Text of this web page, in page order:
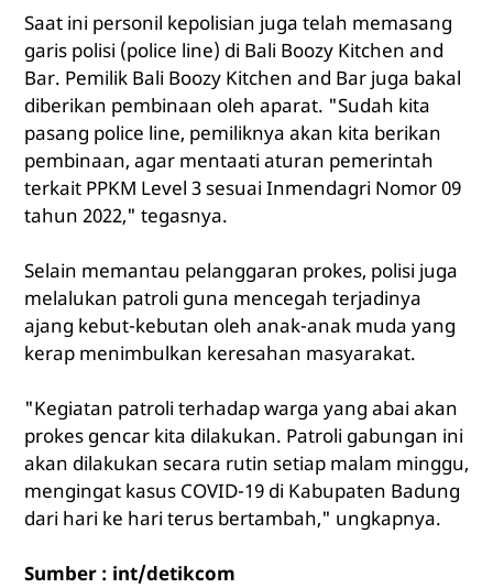
Saat ini personil kepolisian juga telah memasang
garis polisi (police line) di Bali Boozy Kitchen and
Bar. Pemilik Bali Boozy Kitchen and Bar juga bakal
diberikan pembinaan oleh aparat. "Sudah kita
pasang police line, pemiliknya akan kita berikan
pembinaan, agar mentaati aturan pemerintah
terkait PPKM Level 3 sesuai Inmendagri Nomor 09
tahun 2022," tegasnya.
Selain memantau pelanggaran prokes, polisi juga
melalukan patroli guna mencegah terjadinya
ajang kebut-kebutan oleh anak-anak muda yang
kerap menimbulkan keresahan masyarakat.
"Kegiatan patroli terhadap warga yang abai akan
prokes gencar kita dilakukan. Patroli gabungan ini
akan dilakukan secara rutin setiap malam minggu,
mengingat kasus COVID-19 di Kabupaten Badung
dari hari ke hari terus bertambah," ungkapnya.
Sumber : int/detikcom